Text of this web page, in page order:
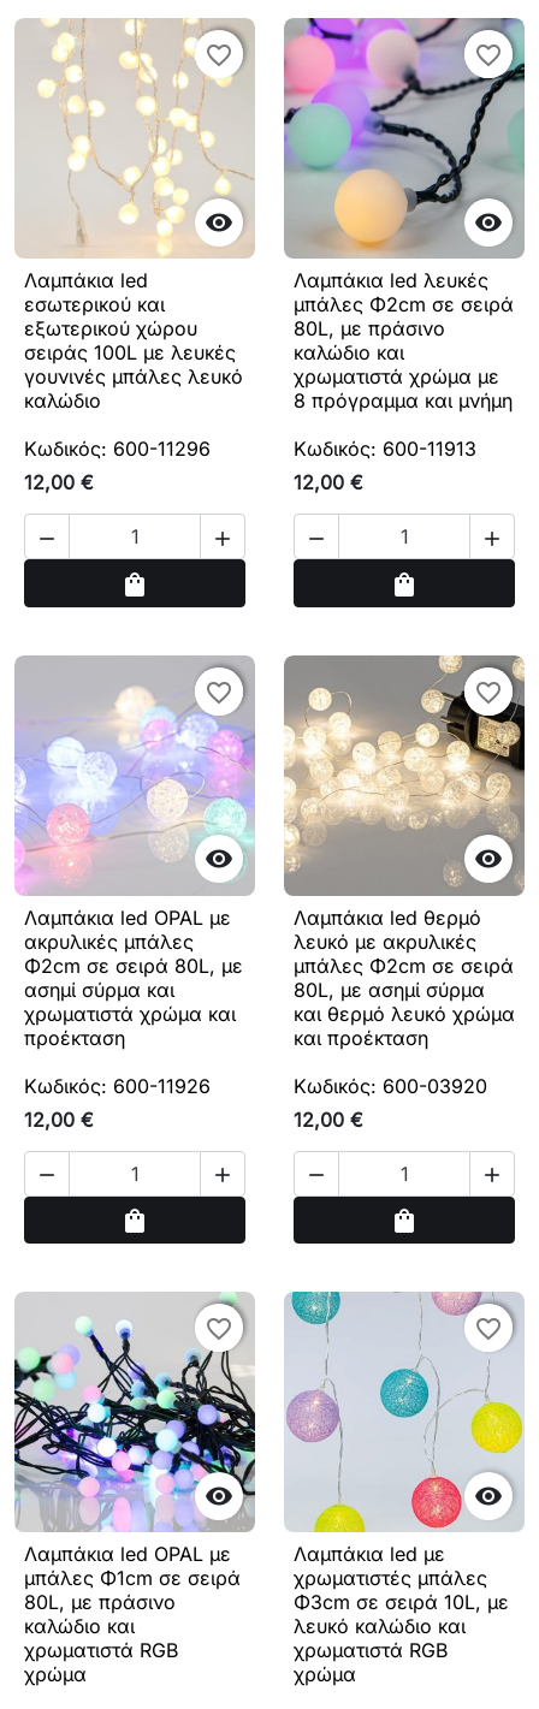

favorite_border
favorite_border
Λαμπάκια led
εσωτερικού και
εξωτερικού χώρου
σειράς 100L με λευκές
γουνινές μπάλες λευκό
καλώδιο
Κωδικός: 600-11296
12,00 €
 
shopping_bag

favorite_border
favorite_border
Λαμπάκια led λευκές
μπάλες Φ2cm σε σειρά
80L, με πράσινο
καλώδιο και
χρωματιστά χρώμα με
8 πρόγραμμα και μνήμη
Κωδικός: 600-11913
12,00 €
 
shopping_bag

favorite_border
favorite_border
Λαμπάκια led OPAL με
ακρυλικές μπάλες
Φ2cm σε σειρά 80L, με
ασημί σύρμα και
χρωματιστά χρώμα και
προέκταση
Κωδικός: 600-11926
12,00 €
 
shopping_bag

favorite_border
favorite_border
Λαμπάκια led θερμό
λευκό με ακρυλικές
μπάλες Φ2cm σε σειρά
80L, με ασημί σύρμα
και θερμό λευκό χρώμα
και προέκταση
Κωδικός: 600-03920
12,00 €
 
shopping_bag

favorite_border
favorite_border
Λαμπάκια led OPAL με
μπάλες Φ1cm σε σειρά
80L, με πράσινο
καλώδιο και
χρωματιστά RGB
χρώμα

favorite_border
favorite_border
Λαμπάκια led με
χρωματιστές μπάλες
Φ3cm σε σειρά 10L, με
λευκό καλώδιο και
χρωματιστά RGB
χρώμα